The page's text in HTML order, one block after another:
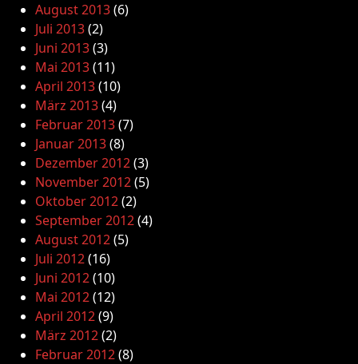
August 2013(6)
Juli 2013(2)
Juni 2013(3)
Mai 2013(11)
April 2013(10)
März 2013(4)
Februar 2013(7)
Januar 2013(8)
Dezember 2012(3)
November 2012(5)
Oktober 2012(2)
September 2012(4)
August 2012(5)
Juli 2012(16)
Juni 2012(10)
Mai 2012(12)
April 2012(9)
März 2012(2)
Februar 2012(8)